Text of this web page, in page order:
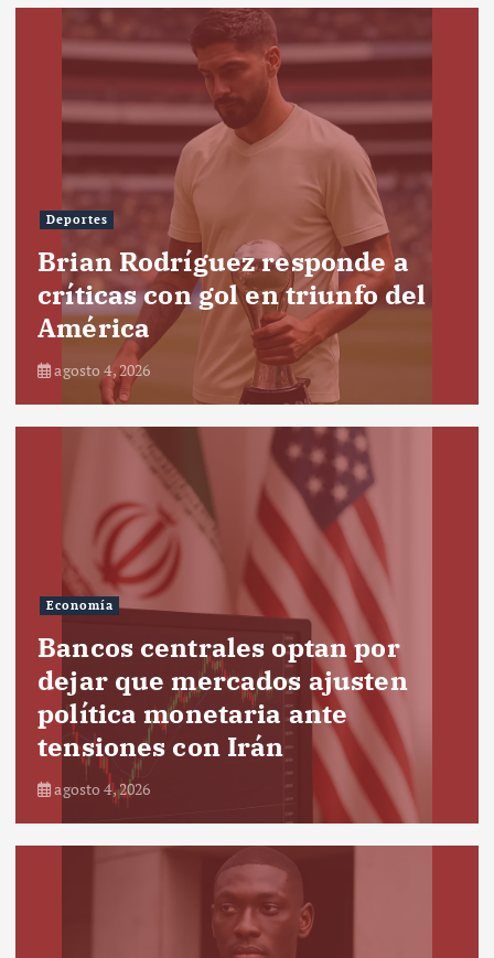
Deportes
Brian Rodríguez responde a
críticas con gol en triunfo del
América
agosto 4, 2026
Economía
Bancos centrales optan por
dejar que mercados ajusten
política monetaria ante
tensiones con Irán
agosto 4, 2026